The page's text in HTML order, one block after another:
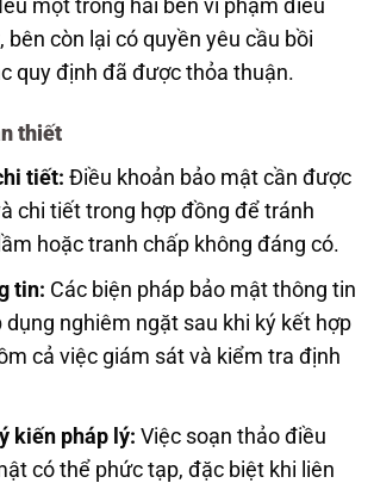
một trong hai bên vi phạm điều
bên còn lại có quyền yêu cầu bồi
quy định đã được thỏa thuận.
thiết
tiết: Điều khoản bảo mật cần được
chi tiết trong hợp đồng để tránh
hoặc tranh chấp không đáng có.
tin: Các biện pháp bảo mật thông tin
dụng nghiêm ngặt sau khi ký kết hợp
cả việc giám sát và kiểm tra định
kiến pháp lý: Việc soạn thảo điều
có thể phức tạp, đặc biệt khi liên